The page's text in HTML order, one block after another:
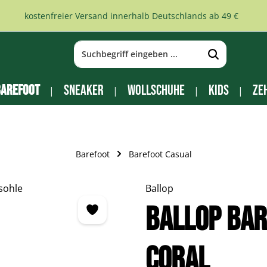
kostenfreier Versand innerhalb Deutschlands ab 49 €
Sneaker Wollschuhe Kids
Barefoot Barefoot Casual
Ballop
BALLOP